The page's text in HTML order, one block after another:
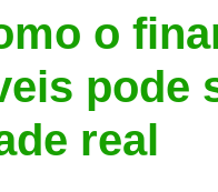
o
pode
real